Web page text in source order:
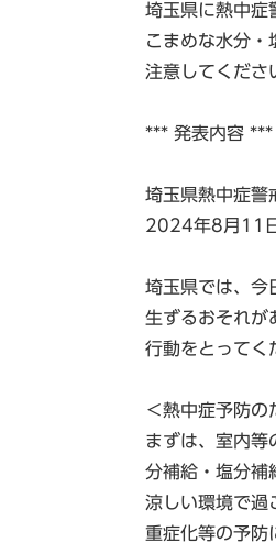
埼玉県に熱中症
こまめな水分・
注意してくださ
*** 発表内容 ***
埼玉県熱中症
2024年8月11
埼玉県では、今
生ずるおそれが
行動をとってく
＜熱中症予防の
まずは、室内等
分補給・塩分補
涼しい環境で過
重症化等の予防